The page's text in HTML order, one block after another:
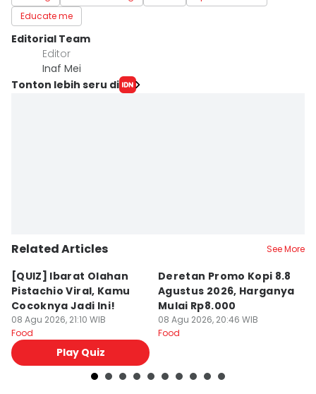
Educate me
Editorial Team
Editor
Inaf Mei
Tonton lebih seru di
Related Articles See More
[QUIZ] Ibarat Olahan
Pistachio Viral, Kamu
Cocoknya Jadi Ini!
08 Agu 2026, 21:10 WIB
Food
Play Quiz
Deretan Promo Kopi 8.8
Agustus 2026, Harganya
Mulai Rp8.000
08 Agu 2026, 20:46 WIB
Food